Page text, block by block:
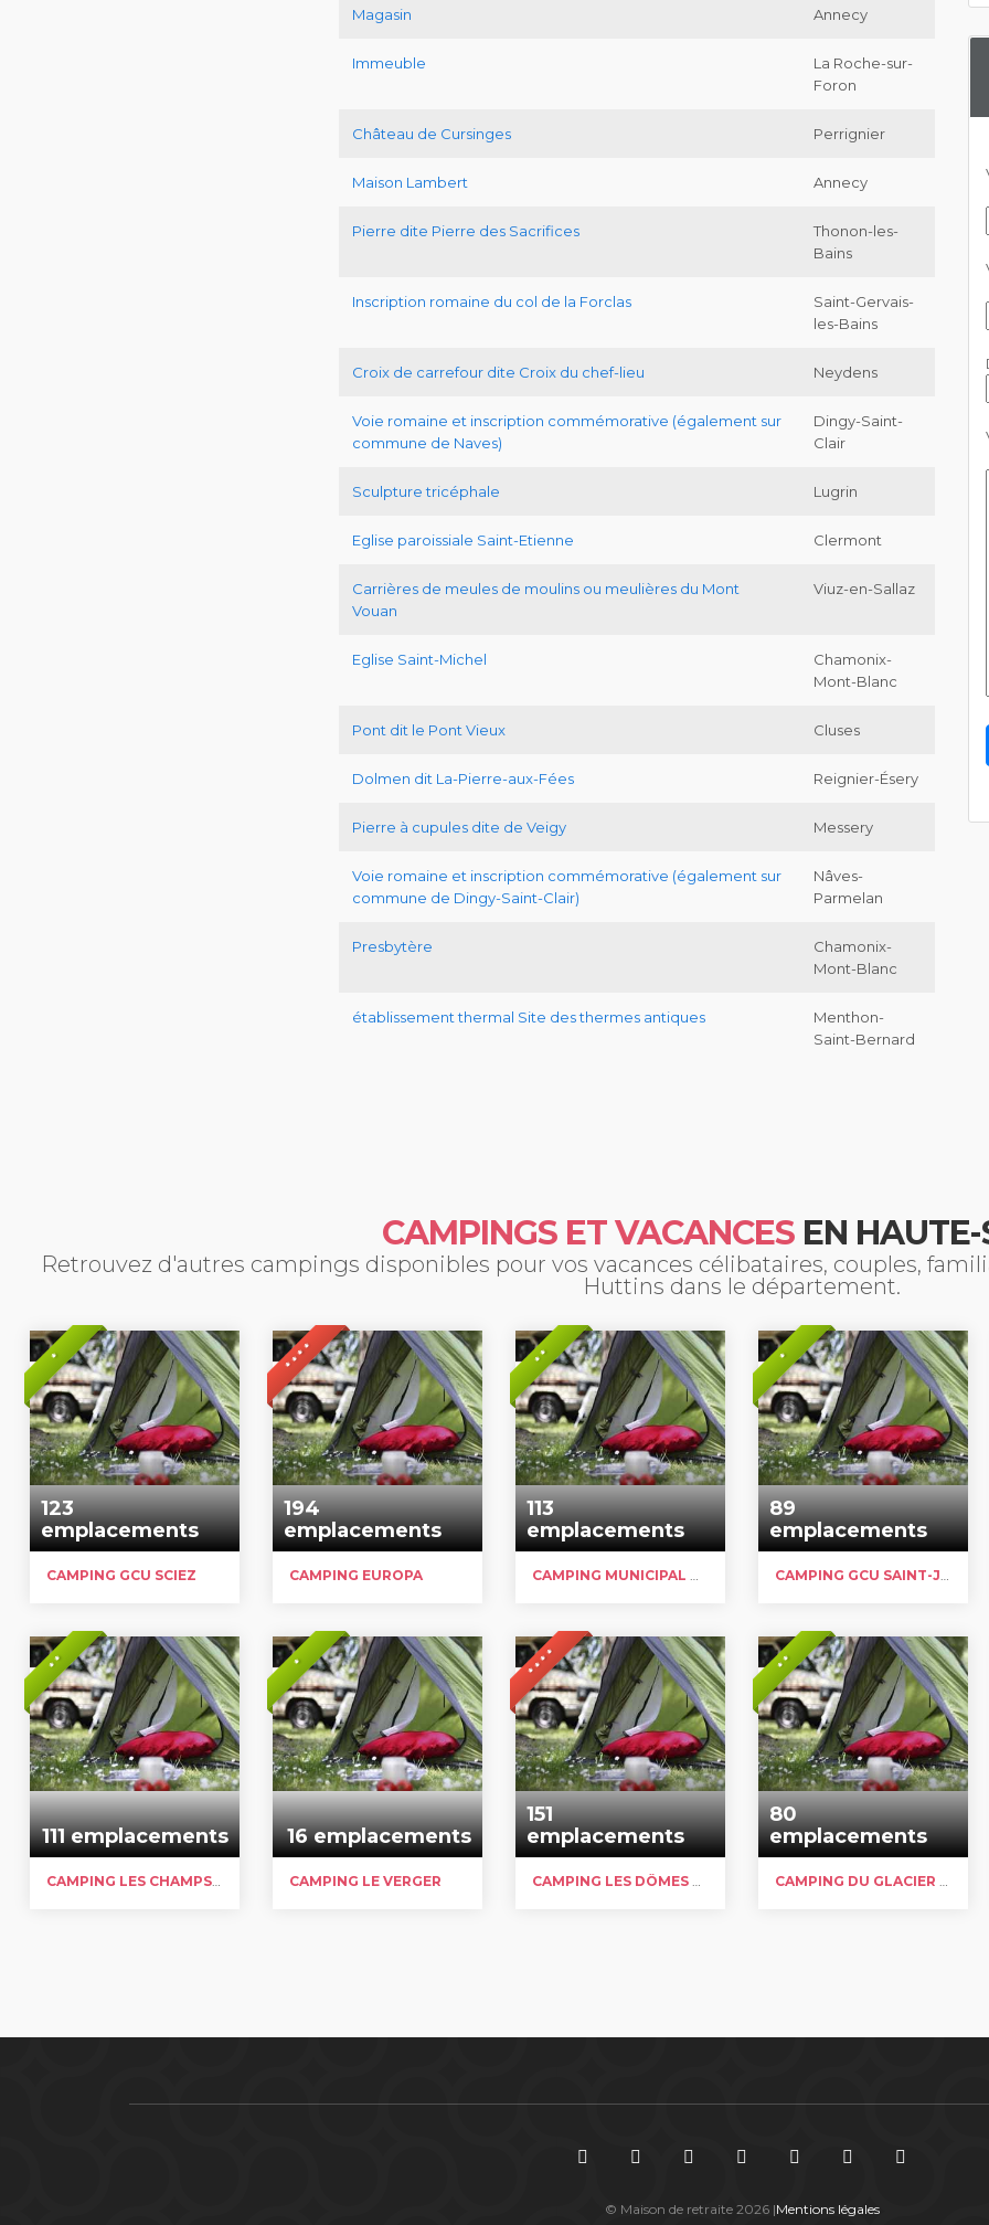
Magasin Annecy
Immeuble
La Roche-sur-
Foron
Château de Cursinges Perrignier
Maison Lambert Annecy
Pierre dite Pierre des Sacrifices
Thonon-les-
Bains
Inscription romaine du col de la Forclas
Saint-Gervais-
les-Bains
Croix de carrefour dite Croix du chef-lieu Neydens
Voie romaine et inscription commémorative (également sur
commune de Naves)
Dingy-Saint-
Clair
Sculpture tricéphale Lugrin
Eglise paroissiale Saint-Etienne Clermont
Carrières de meules de moulins ou meulières du Mont
Vouan
Viuz-en-Sallaz
Eglise Saint-Michel
Chamonix-
Mont-Blanc
Pont dit le Pont Vieux Cluses
Dolmen dit La-Pierre-aux-Fées Reignier-Ésery
Pierre à cupules dite de Veigy Messery
Voie romaine et inscription commémorative (également sur
commune de Dingy-Saint-Clair)
Nâves-
Parmelan
Presbytère
Chamonix-
Mont-Blanc
établissement thermal Site des thermes antiques
Menthon-
Saint-Bernard
CAMPINGS ET VACANCESEN HAUTE-
Retrouvez d'autres campings disponibles pour vos vacances célibataires, couples,
Huttins dans le département.
*
123
emplacements
CAMPING GCU SCIEZ
* * * *
194
emplacements
CAMPING EUROPA
* *
113
emplacements
CAMPING MUNICIPAL DES THÉZIÈRES
*
89
emplacements
CAMPING GCU SAINT-JORIOZ
* *
111 emplacements
CAMPING LES CHAMPS FLEURIS
*
16 emplacements
CAMPING LE VERGER
* * * *
151
emplacements
CAMPING LES DÔMES DE MIAGE
* *
80
emplacements
CAMPING DU GLACIER D’ARGENTIERE
© Maison de retraite 2026 |Mentions légales